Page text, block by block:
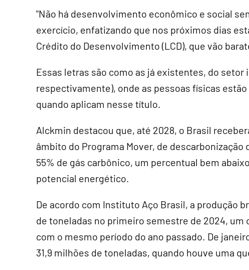
"Não há desenvolvimento econômico e social
exercício, enfatizando que nos próximos dias
Crédito do Desenvolvimento (LCD), que vão
Essas letras são como as já existentes, do setor
respectivamente), onde as pessoas físicas
quando aplicam nesse título.
Alckmin destacou que, até 2028, o Brasil
âmbito do Programa Mover, de
55% de gás carbônico, um percentual bem
potencial energético.
De acordo com Instituto Aço Brasil, a produção
de toneladas no primeiro semestre de 2024, um
com o mesmo período do ano passado. De
31,9 milhões de toneladas, quando houve uma